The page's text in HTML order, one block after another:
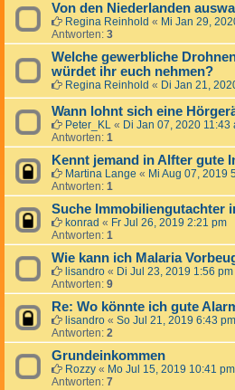
Von den Niederlanden
Regina Reinhold « Mi Jan 29,
Antworten: 3
Welche gewerbliche
würdet ihr euch nehmen?
Regina Reinhold « Di Jan 21,
Wann lohnt sich eine
Peter_KL « Di Jan 07, 2020 11:43
Antworten: 1
Kennt jemand in Alfter gute
Martina Lange « Mi Aug 07, 2019
Antworten: 1
Suche Immobiliengutachter
konrad « Fr Jul 26, 2019 2:21 pm
Antworten: 1
Wie kann ich Malaria
lisandro « Di Jul 23, 2019 1:56 pm
Antworten: 9
Re: Wo könnte ich gute
lisandro « So Jul 21, 2019 6:43 pm
Antworten: 2
Grundeinkommen
Rozzy « Mo Jul 15, 2019 10:41 pm
Antworten: 7